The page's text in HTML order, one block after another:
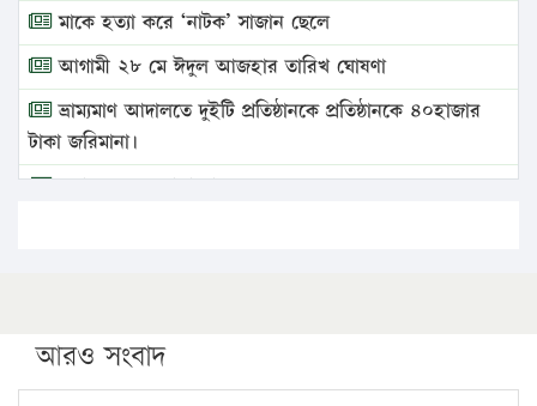
মাকে হত্যা করে ‘নাটক’ সাজান ছেলে
আগামী ২৮ মে ঈদুল আজহার তারিখ ঘোষণা
ভ্রাম্যমাণ আদালতে দুইটি প্রতিষ্ঠানকে প্রতিষ্ঠানকে ৪০হাজার
টাকা জরিমানা।
এবার লঞ্চের ভাড়া বাড়ল
পিএইচডি করছেন কুয়েটের কৃতি…
সারা দেশে বজ্রাঘাতে ১৪ জনের প্রাণহানি
আরও সংবাদ